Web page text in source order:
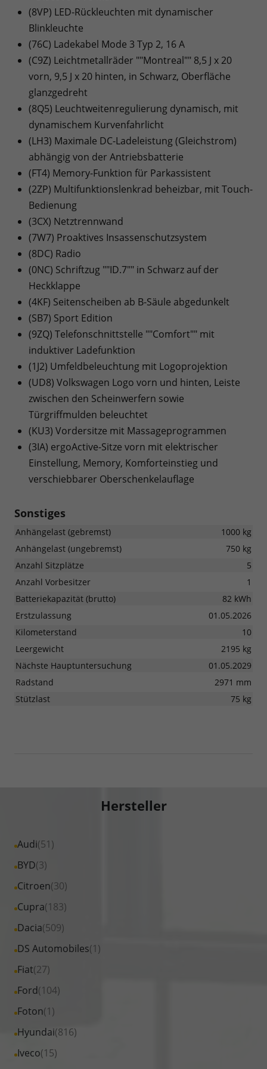
(8VP) LED-Rückleuchten mit dynamischer
Blinkleuchte
(76C) Ladekabel Mode 3 Typ 2, 16 A
(C9Z) Leichtmetallräder ""Montreal"" 8,5 J x 20
vorn, 9,5 J x 20 hinten, in Schwarz, Oberfläche
glanzgedreht
(8Q5) Leuchtweitenregulierung dynamisch, mit
dynamischem Kurvenfahrlicht
(LH3) Maximale DC-Ladeleistung (Gleichstrom)
abhängig von der Antriebsbatterie
(FT4) Memory-Funktion für Parkassistent
(2ZP) Multifunktionslenkrad beheizbar, mit Touch-
Bedienung
(3CX) Netztrennwand
(7W7) Proaktives Insassenschutzsystem
(8DC) Radio
(0NC) Schriftzug ""ID.7"" in Schwarz auf der
Heckklappe
(4KF) Seitenscheiben ab B-Säule abgedunkelt
(SB7) Sport Edition
(9ZQ) Telefonschnittstelle ""Comfort"" mit
induktiver Ladefunktion
(1J2) Umfeldbeleuchtung mit Logoprojektion
(UD8) Volkswagen Logo vorn und hinten, Leiste
zwischen den Scheinwerfern sowie
Türgriffmulden beleuchtet
(KU3) Vordersitze mit Massageprogrammen
(3IA) ergoActive-Sitze vorn mit elektrischer
Einstellung, Memory, Komforteinstieg und
verschiebbarer Oberschenkelauflage
Sonstiges
Anhängelast (gebremst)
1000 kg
Anhängelast (ungebremst)
750 kg
Anzahl Sitzplätze
5
Anzahl Vorbesitzer
1
Batteriekapazität (brutto)
82 kWh
Erstzulassung
01.05.2026
Kilometerstand
10
Leergewicht
2195 kg
Nächste Hauptuntersuchung
01.05.2029
Radstand
2971 mm
Stützlast
75 kg
Hersteller
Audi(51)
Alle
Fahrzeuge
Audi
anzeigen
BYD(3)
Alle
Fahrzeuge
BYD
anzeigen
Citroen(30)
Alle
Fahrzeuge
Citroen
anzeigen
Cupra(183)
Alle
Fahrzeuge
Cupra
anzeigen
Dacia(509)
Alle
Fahrzeuge
Dacia
anzeigen
DS Automobiles(1)
Alle
Fahrzeuge
DS
Automobiles
anzeigen
Fiat(27)
Alle
Fahrzeuge
Fiat
anzeigen
Ford(104)
Alle
Fahrzeuge
Ford
anzeigen
Foton(1)
Alle
Fahrzeuge
Foton
Hyundai(816)
Alle
Fahrzeuge
Iveco(15)
Alle